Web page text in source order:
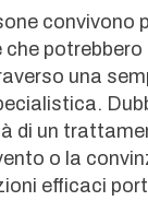
convivono
potrebbero
una
di un
o la
efficaci